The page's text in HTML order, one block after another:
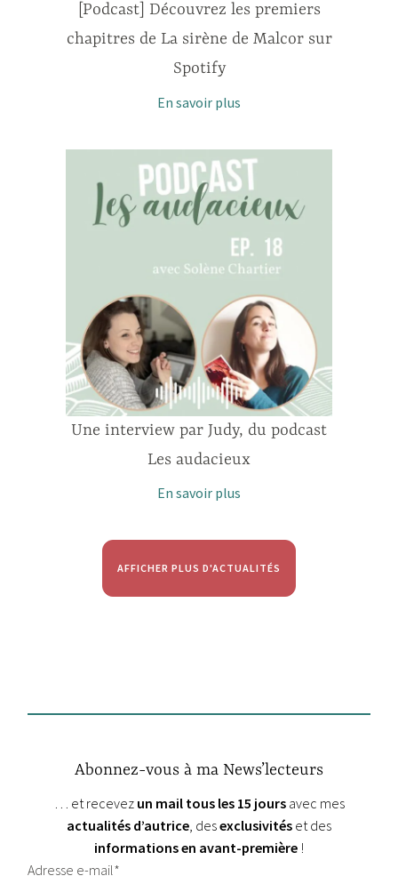
[Podcast] Découvrez les premiers
chapitres de La sirène de Malcor sur
Spotify
En savoir plus
Une interview par Judy, du podcast
Les audacieux
En savoir plus
AFFICHER PLUS D'ACTUALITÉS
Abonnez-vous à ma News’lecteurs
… et recevez un mail tous les 15 joursavec mes
actualités d’autrice , desexclusivités et des
informations en avant-première !
Adresse e-mail*